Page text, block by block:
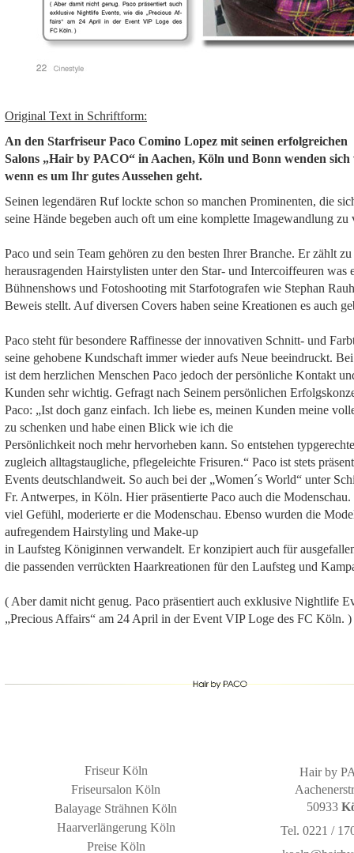
Original Text in Schriftform:
An den Starfriseur Paco Comino Lopez mit seinen erfolgreichen
Salons „Hair by PACO“ in Aachen, Köln und Bonn wenden sich
wenn es um Ihr gutes Aussehen geht.
Seinen legendären Ruf lockte schon so manchen Prominenten, die
seine Hände begeben auch oft um eine komplette Imagewandlung zu
Paco und sein Team gehören zu den besten Ihrer Branche. Er zählt zu
herausragenden Hairstylisten unter den Star- und Intercoiffeuren was
Bühnenshows und Fotoshooting mit Starfotografen wie Stephan
Beweis stellt. Auf diversen Covers haben seine Kreationen es auch
Paco steht für besondere Raffinesse der innovativen Schnitt- und
seine gehobene Kundschaft immer wieder aufs Neue beeindruckt.
ist dem herzlichen Menschen Paco jedoch der persönliche Kontakt
Kunden sehr wichtig. Gefragt nach Seinem persönlichen
Paco: „Ist doch ganz einfach. Ich liebe es, meinen Kunden meine
zu schenken und habe einen Blick wie ich die
Persönlichkeit noch mehr hervorheben kann. So entstehen
zugleich alltagstaugliche, pflegeleichte Frisuren.“ Paco ist stets
Events deutschlandweit. So auch bei der „Women´s World“ unter
Fr. Antwerpes, in Köln. Hier präsentierte Paco auch die
viel Gefühl, moderierte er die Modenschau. Ebenso wurden die
aufregendem Hairstyling und Make-up
in Laufsteg Königinnen verwandelt. Er konzipiert auch für
die passenden verrückten Haarkreationen für den Laufsteg und
( Aber damit nicht genug. Paco präsentiert auch exklusive Nightlife
„Precious Affairs“ am 24 April in der Event VIP Loge des FC Köln. )
Friseur Köln
Friseursalon Köln
Balayage Strähnen Köln
Haarverlängerung Köln
Preise Köln
Hair by
50933
Tel. 0221 /